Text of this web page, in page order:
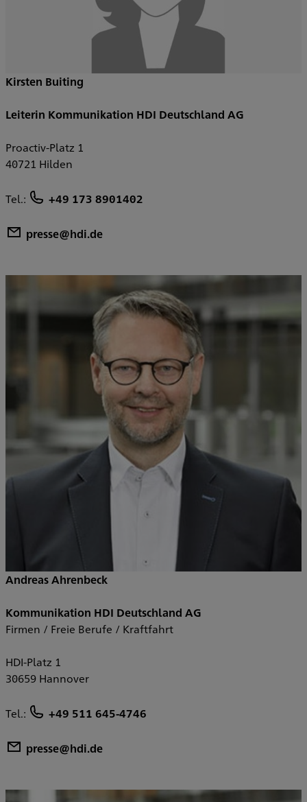
Kirsten Buiting
Leiterin Kommunikation HDI Deutschland AG
Proactiv-Platz 1
40721 Hilden
Tel.: +49 173 8901402
presse@hdi.de
Andreas Ahrenbeck
Kommunikation HDI Deutschland AG
Firmen / Freie Berufe / Kraftfahrt
HDI-Platz 1
30659 Hannover
Tel.: +49 511 645-4746
presse@hdi.de